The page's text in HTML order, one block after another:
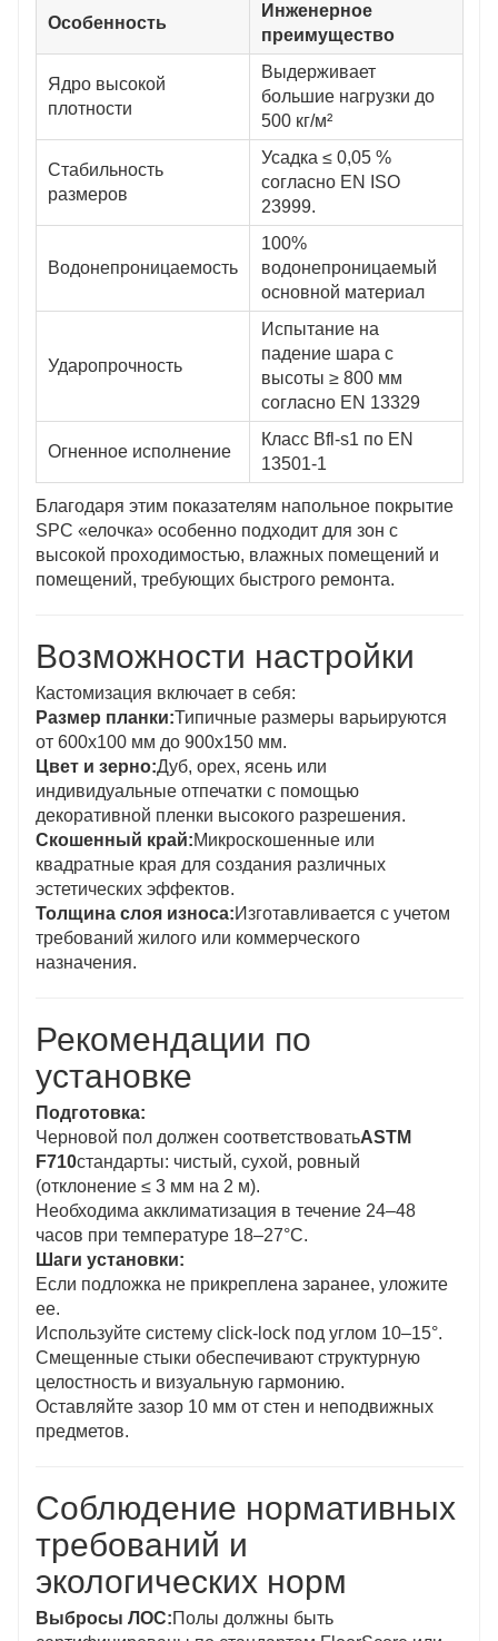
Особенность
Инженерное
преимущество
Ядро высокой
плотности
Выдерживает
большие нагрузки до
500 кг/м²
Стабильность
размеров
Усадка ≤ 0,05 %
согласно EN ISO
23999.
Водонепроницаемость
100%
водонепроницаемый
основной материал
Ударопрочность
Испытание на
падение шара с
высоты ≥ 800 мм
согласно EN 13329
Огненное исполнение
Класс Bfl-s1 по EN
13501-1
Благодаря этим показателям напольное покрытие
SPC «елочка» особенно подходит для зон с
высокой проходимостью, влажных помещений и
помещений, требующих быстрого ремонта.
Возможности настройки
Кастомизация включает в себя:
Размер планки:Типичные размеры варьируются
от 600x100 мм до 900x150 мм.
Цвет и зерно:Дуб, орех, ясень или
индивидуальные отпечатки с помощью
декоративной пленки высокого разрешения.
Скошенный край:Микроскошенные или
квадратные края для создания различных
эстетических эффектов.
Толщина слоя износа:Изготавливается с учетом
требований жилого или коммерческого
назначения.
Рекомендации по
установке
Подготовка:
Черновой пол должен соответствоватьASTM
F710стандарты: чистый, сухой, ровный
(отклонение ≤ 3 мм на 2 м).
Необходима акклиматизация в течение 24–48
часов при температуре 18–27°С.
Шаги установки:
Если подложка не прикреплена заранее, уложите
ее.
Используйте систему click-lock под углом 10–15°.
Смещенные стыки обеспечивают структурную
целостность и визуальную гармонию.
Оставляйте зазор 10 мм от стен и неподвижных
предметов.
Соблюдение нормативных
требований и
экологических норм
Выбросы ЛОС:Полы должны быть